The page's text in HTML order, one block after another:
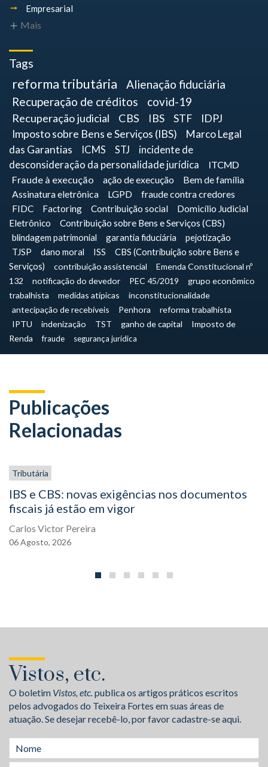
Empresarial
Mais
Tags
reforma tributária
Alienação fiduciária
Recuperação de créditos
covid-19
Recuperação judicial CBS IBS STF
IDPJ
Imposto sobre Bens e Serviços (IBS)
Marco Legal
das Garantias
ICMS STJ
incidente de
desconsideração da personalidade jurídica
ITCMD
Fraude à execução
ação de execução
Bem de família
Assinatura eletrônica
LGPD fraude contra credores
FIDC Factoring Contribuição social
Domicílio Judicial
Eletrônico
Contribuição sobre Bens e Serviços (CBS)
blindagem patrimonial
garantia fiduciária
pejotização
TJSP
dano moral ISS
CBS (Contribuição sobre Bens e
Serviços)
contribuição assistencial
Emenda Constitucional nº
132
notificação do devedor PEC 45/2019
grupo econômico
trabalhista
medidas atípicas
inconstitucionalidade
antecipação de recebíveis
Penhora
reforma trabalhista
IPTU
indenização TST ganho de capital
Imposto de
Renda
fraude segurança jurídica
Publicações
Relacionadas
Tributária
IBS e CBS: novas exigências nos documentos
fiscais já estão em vigor
Carlos Victor Pereira
06Agosto, 2026
Vistos, etc.
O boletim Vistos, etc.publica os artigos práticos escritos
pelos advogados do Teixeira Fortes em suas áreas de
atuação. Se desejar recebê-lo, por favor cadastre-se aqui.